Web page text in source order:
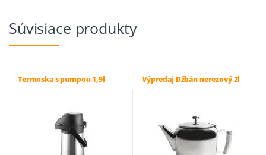
Súvisiace produkty
Termoska s pumpou 1,9l Výpredaj Džbán nerezový 2l